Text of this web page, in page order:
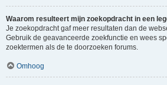
Waarom resulteert mijn zoekopdracht in een
Je zoekopdracht gaf meer resultaten dan de
Gebruik de geavanceerde zoekfunctie en wees
zoektermen als de te doorzoeken forums.
Omhoog